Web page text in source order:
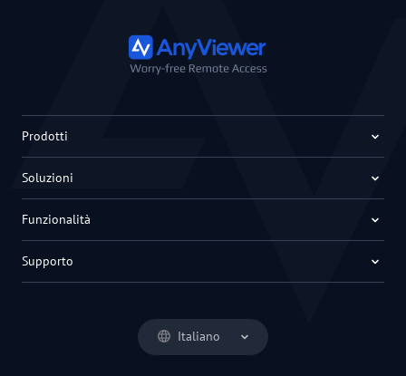
Italiano
Prodotti
Soluzioni
Funzionalità
Supporto